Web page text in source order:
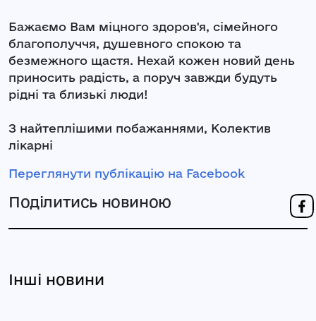
Бажаємо Вам міцного здоров'я, сімейного
благополуччя, душевного спокою та
безмежного щастя. Нехай кожен новий день
приносить радість, а поруч завжди будуть
рідні та близькі люди!
З найтеплішими побажаннями, Колектив
лікарні
Переглянути публікацію на Facebook
Поділитись новиною
Інші новини